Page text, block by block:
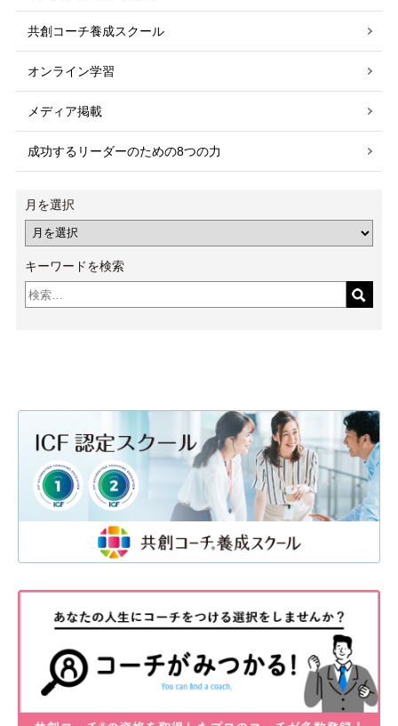
共創コーチ養成スクール
オンライン学習
メディア掲載
成功するリーダーのための8つの力
月を選択
キーワードを検索